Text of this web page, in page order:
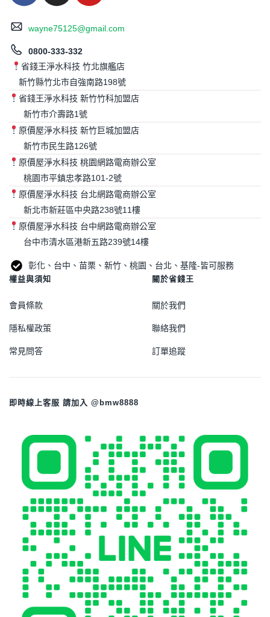
wayne75125@gmail.com
0800-333-332
省錢王淨水科技 竹北旗艦店
新竹縣竹北市自強南路198號
省錢王淨水科技 新竹竹科加盟店
新竹市介壽路1號
原價屋淨水科技 新竹巨城加盟店
新竹市民生路126號
原價屋淨水科技 桃園網路電商辦公室
桃園市平鎮忠孝路101-2號
原價屋淨水科技 台北網路電商辦公室
新北市新莊區中央路238號11樓
原價屋淨水科技 台中網路電商辦公室
台中市清水區港新五路239號14樓
彰化、台中、苗栗、新竹、桃園、台北、基隆-皆可服務
權益與須知
會員條款
隱私權政策
常見問答
關於省錢王
關於我們
聯絡我們
訂單追蹤
即時線上客服 請加入 @bmw8888